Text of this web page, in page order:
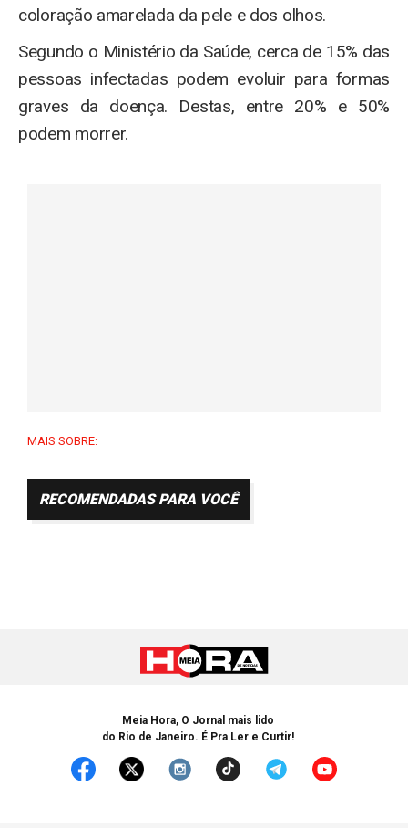
coloração amarelada da pele e dos olhos.
Segundo o Ministério da Saúde, cerca de 15% das
pessoas infectadas podem evoluir para formas
graves da doença. Destas, entre 20% e 50%
podem morrer.
MAIS SOBRE:
RECOMENDADAS PARA VOCÊ
Meia Hora, O Jornal mais lido
do Rio de Janeiro. É Pra Ler e Curtir!